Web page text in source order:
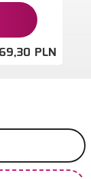
69,30 PLN